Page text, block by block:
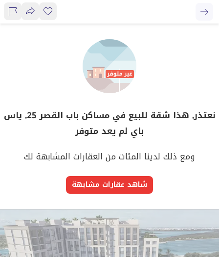
نعتذر, هذا شقة للبيع في مساكن باب القصر 25, ياس
باي لم يعد متوفر
ومع ذلك لدينا المئات من العقارات المشابهة لك
شاهد عقارات مشابهة